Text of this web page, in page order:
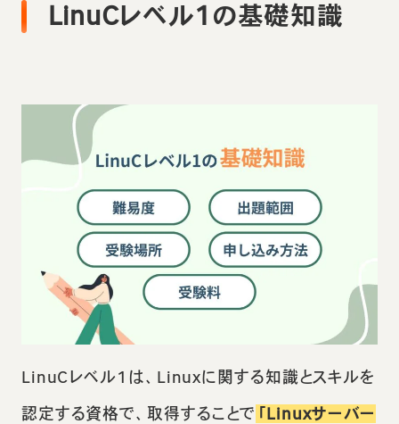
LinuCレベル1の基礎知識
LinuCレベル1は、Linuxに関する知識とスキルを
認定する資格で、取得することで 「Linuxサーバー